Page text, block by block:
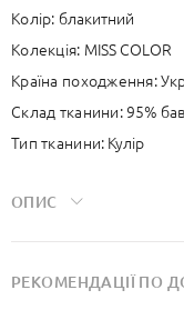
Колір: блакитний
Колекція: MISS COLOR
Країна походження:
Склад тканини:95%
Тип тканини: Кулір
ОПИС
Завдяки еластану
РЕКОМЕНДАЦIЇ ПО